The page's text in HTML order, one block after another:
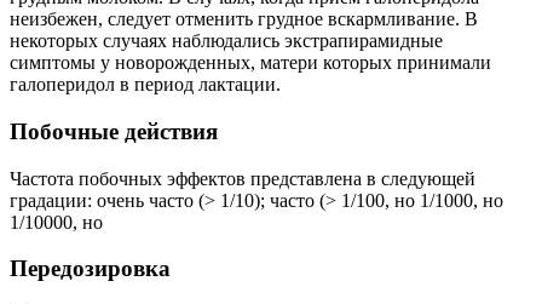
неизбежен, следует отменить грудное вскармливание. В
некоторых случаях наблюдались экстрапирамидные
симптомы у новорожденных, матери которых принимали
галоперидол в период лактации.
Побочные действия
Частота побочных эффектов представлена в следующей
градации: очень часто (> 1/10); часто (> 1/100, но 1/1000, но
1/10000, но
Передозировка